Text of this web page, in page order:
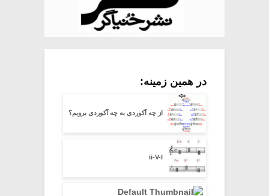
در همین زمینه:
از چه آکوردی به چه آکوردی برویم؟
ii-V-I